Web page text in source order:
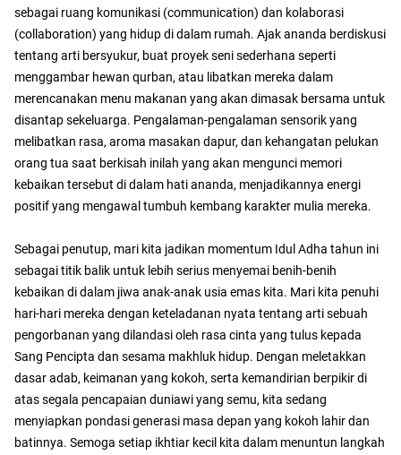
sebagai ruang komunikasi (communication) dan kolaborasi
(collaboration) yang hidup di dalam rumah. Ajak ananda berdiskusi
tentang arti bersyukur, buat proyek seni sederhana seperti
menggambar hewan qurban, atau libatkan mereka dalam
merencanakan menu makanan yang akan dimasak bersama untuk
disantap sekeluarga. Pengalaman-pengalaman sensorik yang
melibatkan rasa, aroma masakan dapur, dan kehangatan pelukan
orang tua saat berkisah inilah yang akan mengunci memori
kebaikan tersebut di dalam hati ananda, menjadikannya energi
positif yang mengawal tumbuh kembang karakter mulia mereka.
​Sebagai penutup, mari kita jadikan momentum Idul Adha tahun ini
sebagai titik balik untuk lebih serius menyemai benih-benih
kebaikan di dalam jiwa anak-anak usia emas kita. Mari kita penuhi
hari-hari mereka dengan keteladanan nyata tentang arti sebuah
pengorbanan yang dilandasi oleh rasa cinta yang tulus kepada
Sang Pencipta dan sesama makhluk hidup. Dengan meletakkan
dasar adab, keimanan yang kokoh, serta kemandirian berpikir di
atas segala pencapaian duniawi yang semu, kita sedang
menyiapkan pondasi generasi masa depan yang kokoh lahir dan
batinnya. Semoga setiap ikhtiar kecil kita dalam menuntun langkah